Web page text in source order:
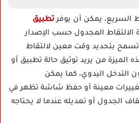
السريع، يمكن أن يوفرتطبيق
الالتقاط المجدول حسب الإصدار
بتحديد وقت معين لالتقاط
الميزة من يريد توثيق حالة تطبيق أو
اليدوي، كما يمكن
معينة أو حفظ شاشة تظهر في
الجدول أو تعديله عندما لا يحتاجه